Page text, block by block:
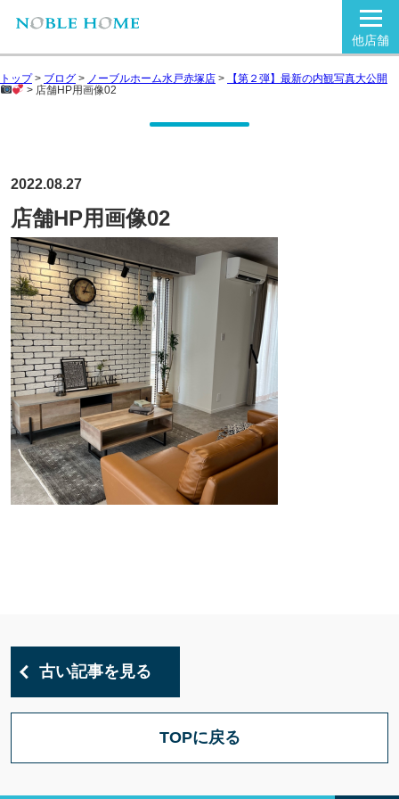
他店舗
トップ> ブログ > ノーブルホーム水戸赤塚店 >
【第２弾】最新の内観写真大公開
> 店舗HP用画像02
2022.08.27
店舗HP用画像02
古い記事を見る
TOPに戻る